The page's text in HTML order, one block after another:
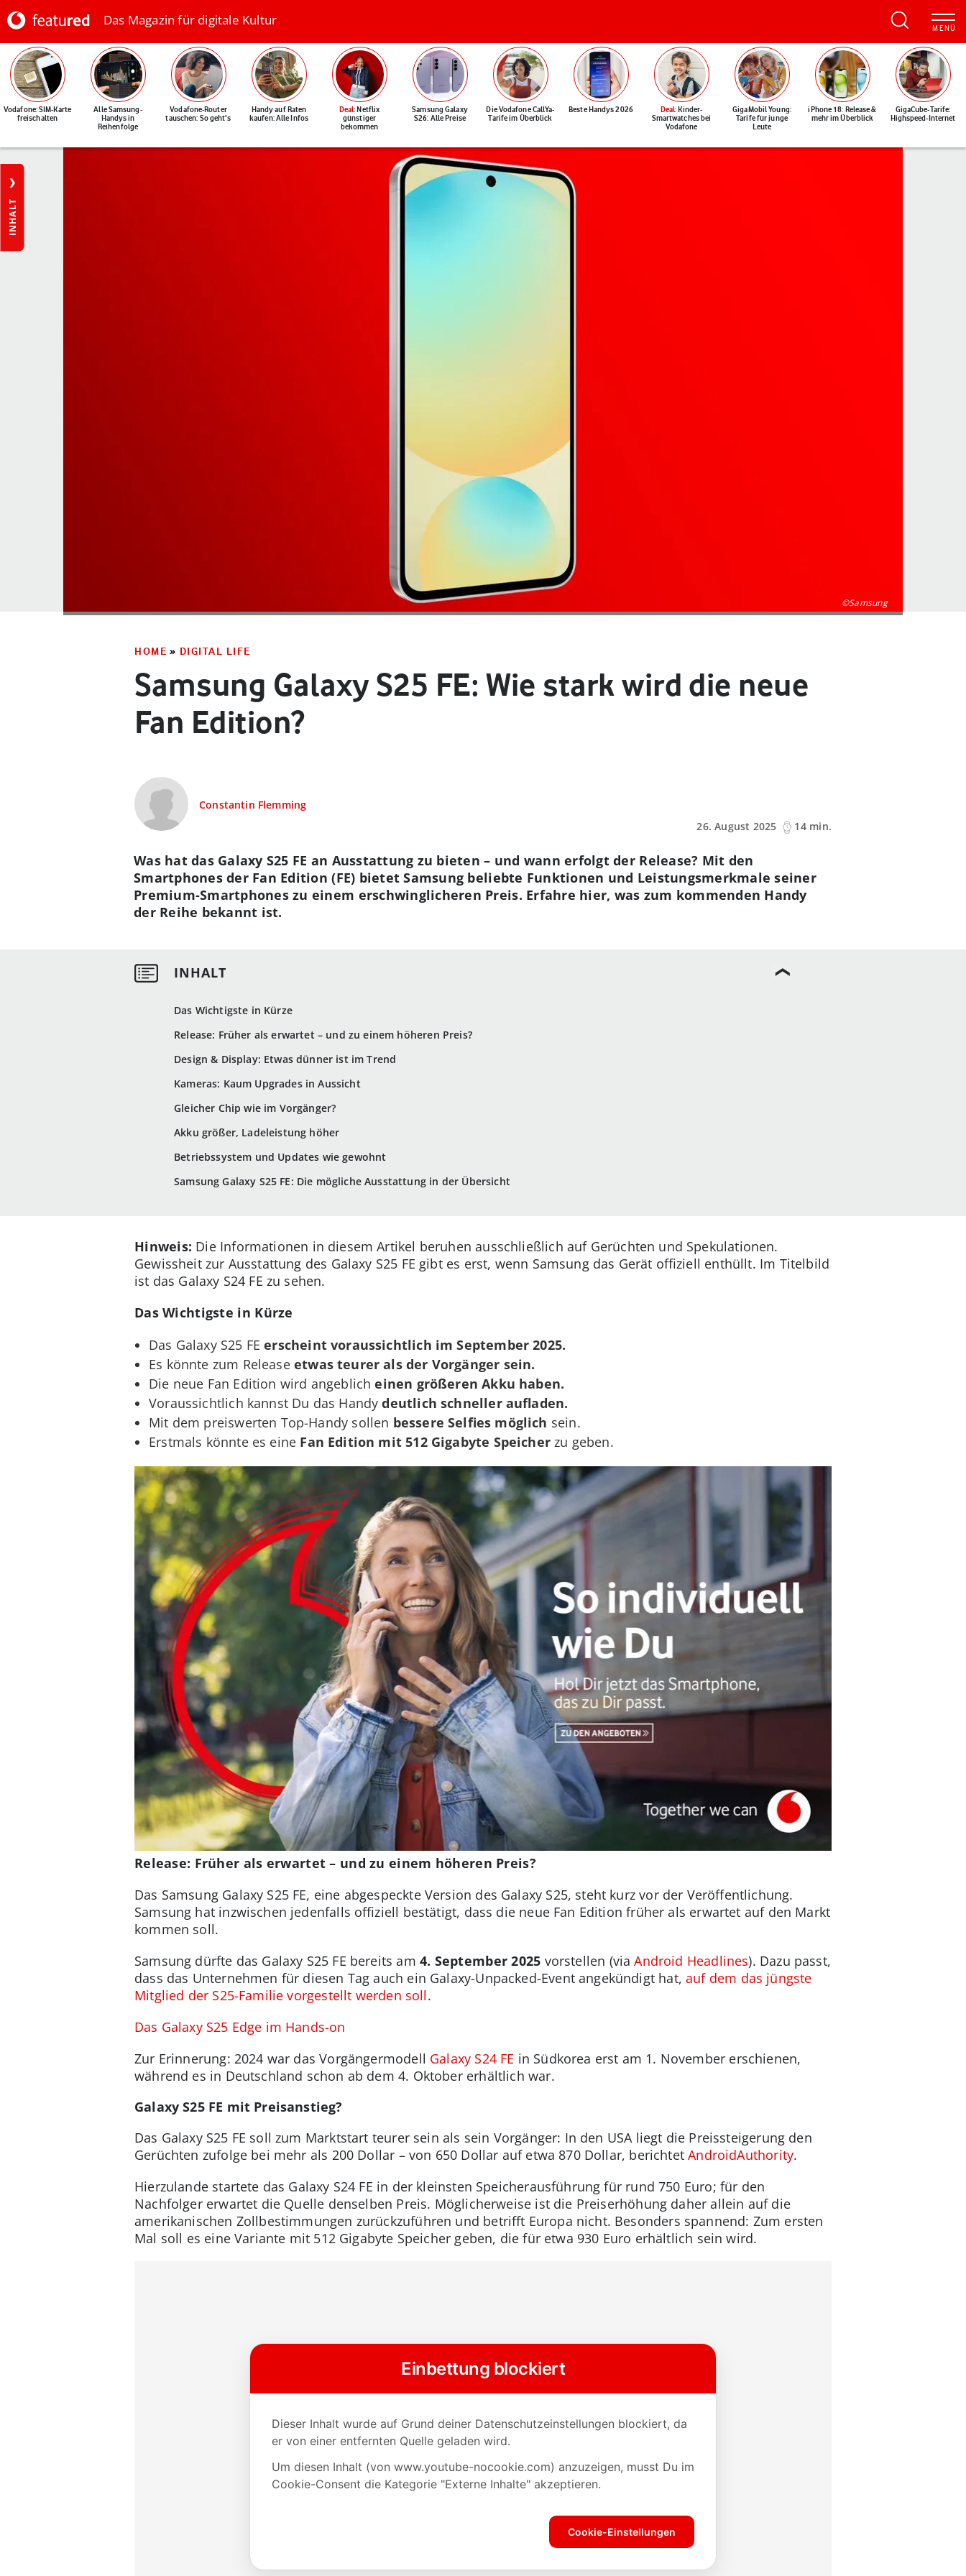
Das Magazin für digitale Kultur
Vodafone: SIM-Karte
freischalten
Alle Samsung-
Handys in
Reihenfolge
Vodafone-Router
tauschen: So geht's
Handy auf Raten
kaufen: Alle Infos
Deal: Netflix
günstiger
bekommen
Samsung Galaxy
S26: Alle Preise
Die Vodafone CallYa-
Tarife im Überblick
Beste Handys 2026 Deal: Kinder-
Smartwatches bei
Vodafone
GigaMobil Young:
Tarife für junge
Leute
iPhone 18: Release &
mehr im Überblick
GigaCube-Tarife:
Highspeed-Internet
INHALT
©Samsung
HOME » DIGITAL LIFE
Samsung Galaxy S25 FE: Wie stark wird die neue
Fan Edition?
Constantin Flemming
26. August 2025
14 min.
Das Wichtigste in Kürze
Release: Früher als erwartet – und zu einem höheren Preis?
Design & Display: Etwas dünner ist im Trend
Kameras: Kaum Upgrades in Aussicht
Gleicher Chip wie im Vorgänger?
Akku größer, Ladeleistung höher
Betriebssystem und Updates wie gewohnt
Samsung Galaxy S25 FE: Die mögliche Ausstattung in der Übersicht
Was hat das Galaxy S25 FE an Ausstattung zu bieten – und wann erfolgt der Release? Mit den
Smartphones der Fan Edition (FE) bietet Samsung beliebte Funktionen und Leistungsmerkmale seiner
Premium-Smartphones zu einem erschwinglicheren Preis. Erfahre hier, was zum kommenden Handy
der Reihe bekannt ist.
Hinweis: Die Informationen in diesem Artikel beruhen ausschließlich auf Gerüchten und Spekulationen.
Gewissheit zur Ausstattung des Galaxy S25 FE gibt es erst, wenn Samsung das Gerät offiziell enthüllt. Im Titelbild
ist das Galaxy S24 FE zu sehen.
Das Wichtigste in Kürze
Das Galaxy S25 FEerscheint voraussichtlich im September 2025.
Es könnte zum Release etwas teurer als der Vorgänger sein.
Die neue Fan Edition wird angeblicheinen größeren Akku haben.
Voraussichtlich kannst Du das Handydeutlich schneller aufladen.
Mit dem preiswerten Top-Handy sollen bessere Selfies möglich sein.
Erstmals könnte es eine Fan Edition mit 512 Gigabyte Speicher zu geben.
Release: Früher als erwartet – und zu einem höheren Preis?
Das Samsung Galaxy S25 FE, eine abgespeckte Version des Galaxy S25, steht kurz vor der Veröffentlichung.
Samsung hat inzwischen jedenfalls offiziell bestätigt, dass die neue Fan Edition früher als erwartet auf den Markt
kommen soll.
Samsung dürfte das Galaxy S25 FE bereits am 4. September 2025 vorstellen (viaAndroid Headlines). Dazu passt,
dass das Unternehmen für diesen Tag auch ein Galaxy-Unpacked-Event angekündigt hat,auf dem das jüngste
Mitglied der S25-Familie vorgestellt werden soll.
Das Galaxy S25 Edge im Hands-on
Zur Erinnerung: 2024 war das Vorgängermodell Galaxy S24 FE in Südkorea erst am 1. November erschienen,
während es in Deutschland schon ab dem 4. Oktober erhältlich war.
Galaxy S25 FE mit Preisanstieg?
Das Galaxy S25 FE soll zum Marktstart teurer sein als sein Vorgänger: In den USA liegt die Preissteigerung den
Gerüchten zufolge bei mehr als 200 Dollar – von 650 Dollar auf etwa 870 Dollar, berichtetAndroidAuthority.
Hierzulande startete das Galaxy S24 FE in der kleinsten Speicherausführung für rund 750 Euro; für den
Nachfolger erwartet die Quelle denselben Preis. Möglicherweise ist die Preiserhöhung daher allein auf die
amerikanischen Zollbestimmungen zurückzuführen und betrifft Europa nicht. Besonders spannend: Zum ersten
Mal soll es eine Variante mit 512 Gigabyte Speicher geben, die für etwa 930 Euro erhältlich sein wird.